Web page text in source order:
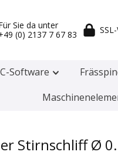
Sie da unter
(0) 2137 7 67 83
Software
Stirnschliff Ø